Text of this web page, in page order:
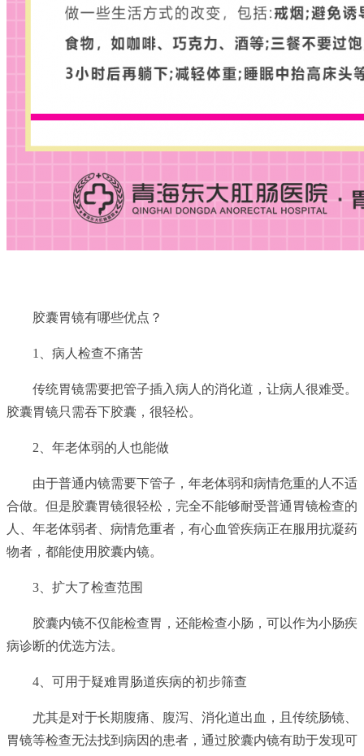
胶囊胃镜有哪些优点？
1、病人检查不痛苦
传统胃镜需要把管子插入病人的消化道，让病人很难受。
胶囊胃镜只需吞下胶囊，很轻松。
2、年老体弱的人也能做
由于普通内镜需要下管子，年老体弱和病情危重的人不适
合做。但是胶囊胃镜很轻松，完全不能够耐受普通胃镜检查的
人、年老体弱者、病情危重者，有心血管疾病正在服用抗凝药
物者，都能使用胶囊内镜。
3、扩大了检查范围
胶囊内镜不仅能检查胃，还能检查小肠，可以作为小肠疾
病诊断的优选方法。
4、可用于疑难胃肠道疾病的初步筛查
尤其是对于长期腹痛、腹泻、消化道出血，且传统肠镜、
胃镜等检查无法找到病因的患者，通过胶囊内镜有助于发现可